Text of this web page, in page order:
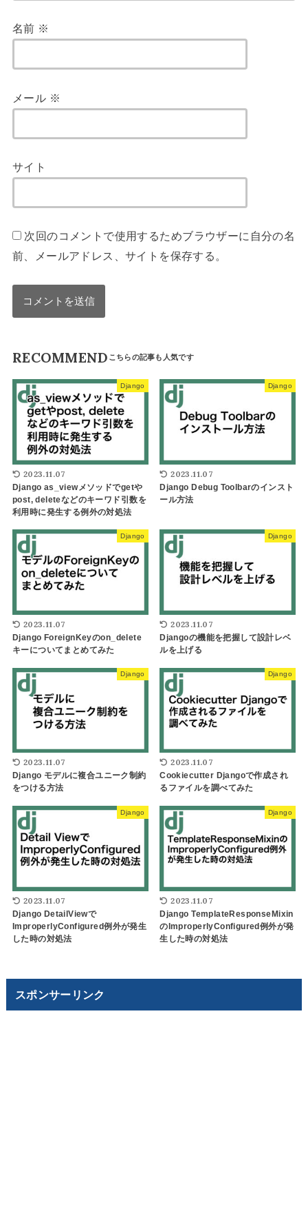
名前 ※
メール ※
サイト
次回のコメントで使用するためブラウザーに自分の名
前、メールアドレス、サイトを保存する。
RECOMMEND
Django
2023.11.07
Django as_viewメソッドでgetや
post, deleteなどのキーワド引数を
利用時に発生する例外の対処法
Django
2023.11.07
Django Debug Toolbarのインスト
ール方法
Django
2023.11.07
Django ForeignKeyのon_delete
キーについてまとめてみた
Django
2023.11.07
Djangoの機能を把握して設計レベ
ルを上げる
Django
2023.11.07
Django モデルに複合ユニーク制約
をつける方法
Django
2023.11.07
Cookiecutter Djangoで作成され
るファイルを調べてみた
Django
2023.11.07
Django DetailViewで
ImproperlyConfigured例外が発生
した時の対処法
Django
2023.11.07
Django TemplateResponseMixin
のImproperlyConfigured例外が発
生した時の対処法
スポンサーリンク